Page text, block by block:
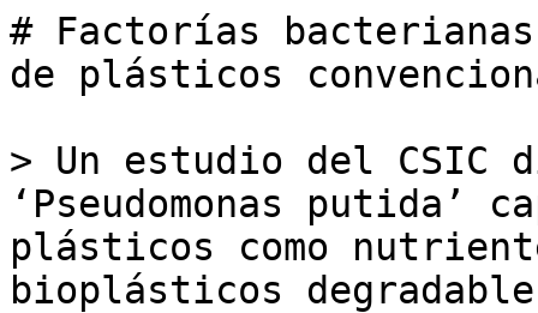
# Factorías
de plásticos
> Un estudio del CSIC
‘Pseudomonas
plásticos como
bioplásticos